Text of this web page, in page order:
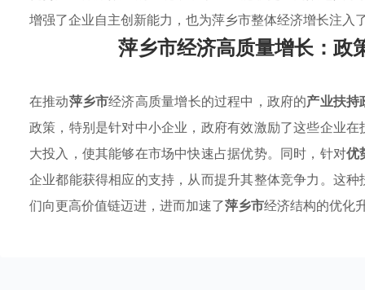
增强了企业自主创新能力，也为萍乡市整体经济增长注入
萍乡市经济高质量增长：政
在推动萍乡市经济高质量增长的过程中，政府的产业扶持
政策，特别是针对中小企业，政府有效激励了这些企业
大投入，使其能够在市场中快速占据优势。同时，针对优
企业都能获得相应的支持，从而提升其整体竞争力。这
们向更高价值链迈进，进而加速了萍乡市经济结构的优化